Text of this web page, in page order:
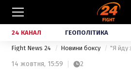
24 КАНАЛ ГЕОПОЛІТИКА
Fight News 24 Новини боксу
14 жовтня, 15:59 2